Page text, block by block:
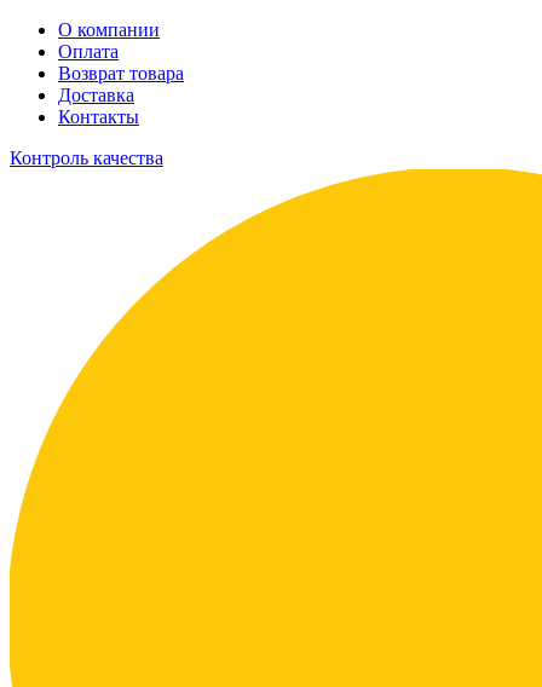
О компании
Оплата
Возврат товара
Доставка
Контакты
Контроль качества